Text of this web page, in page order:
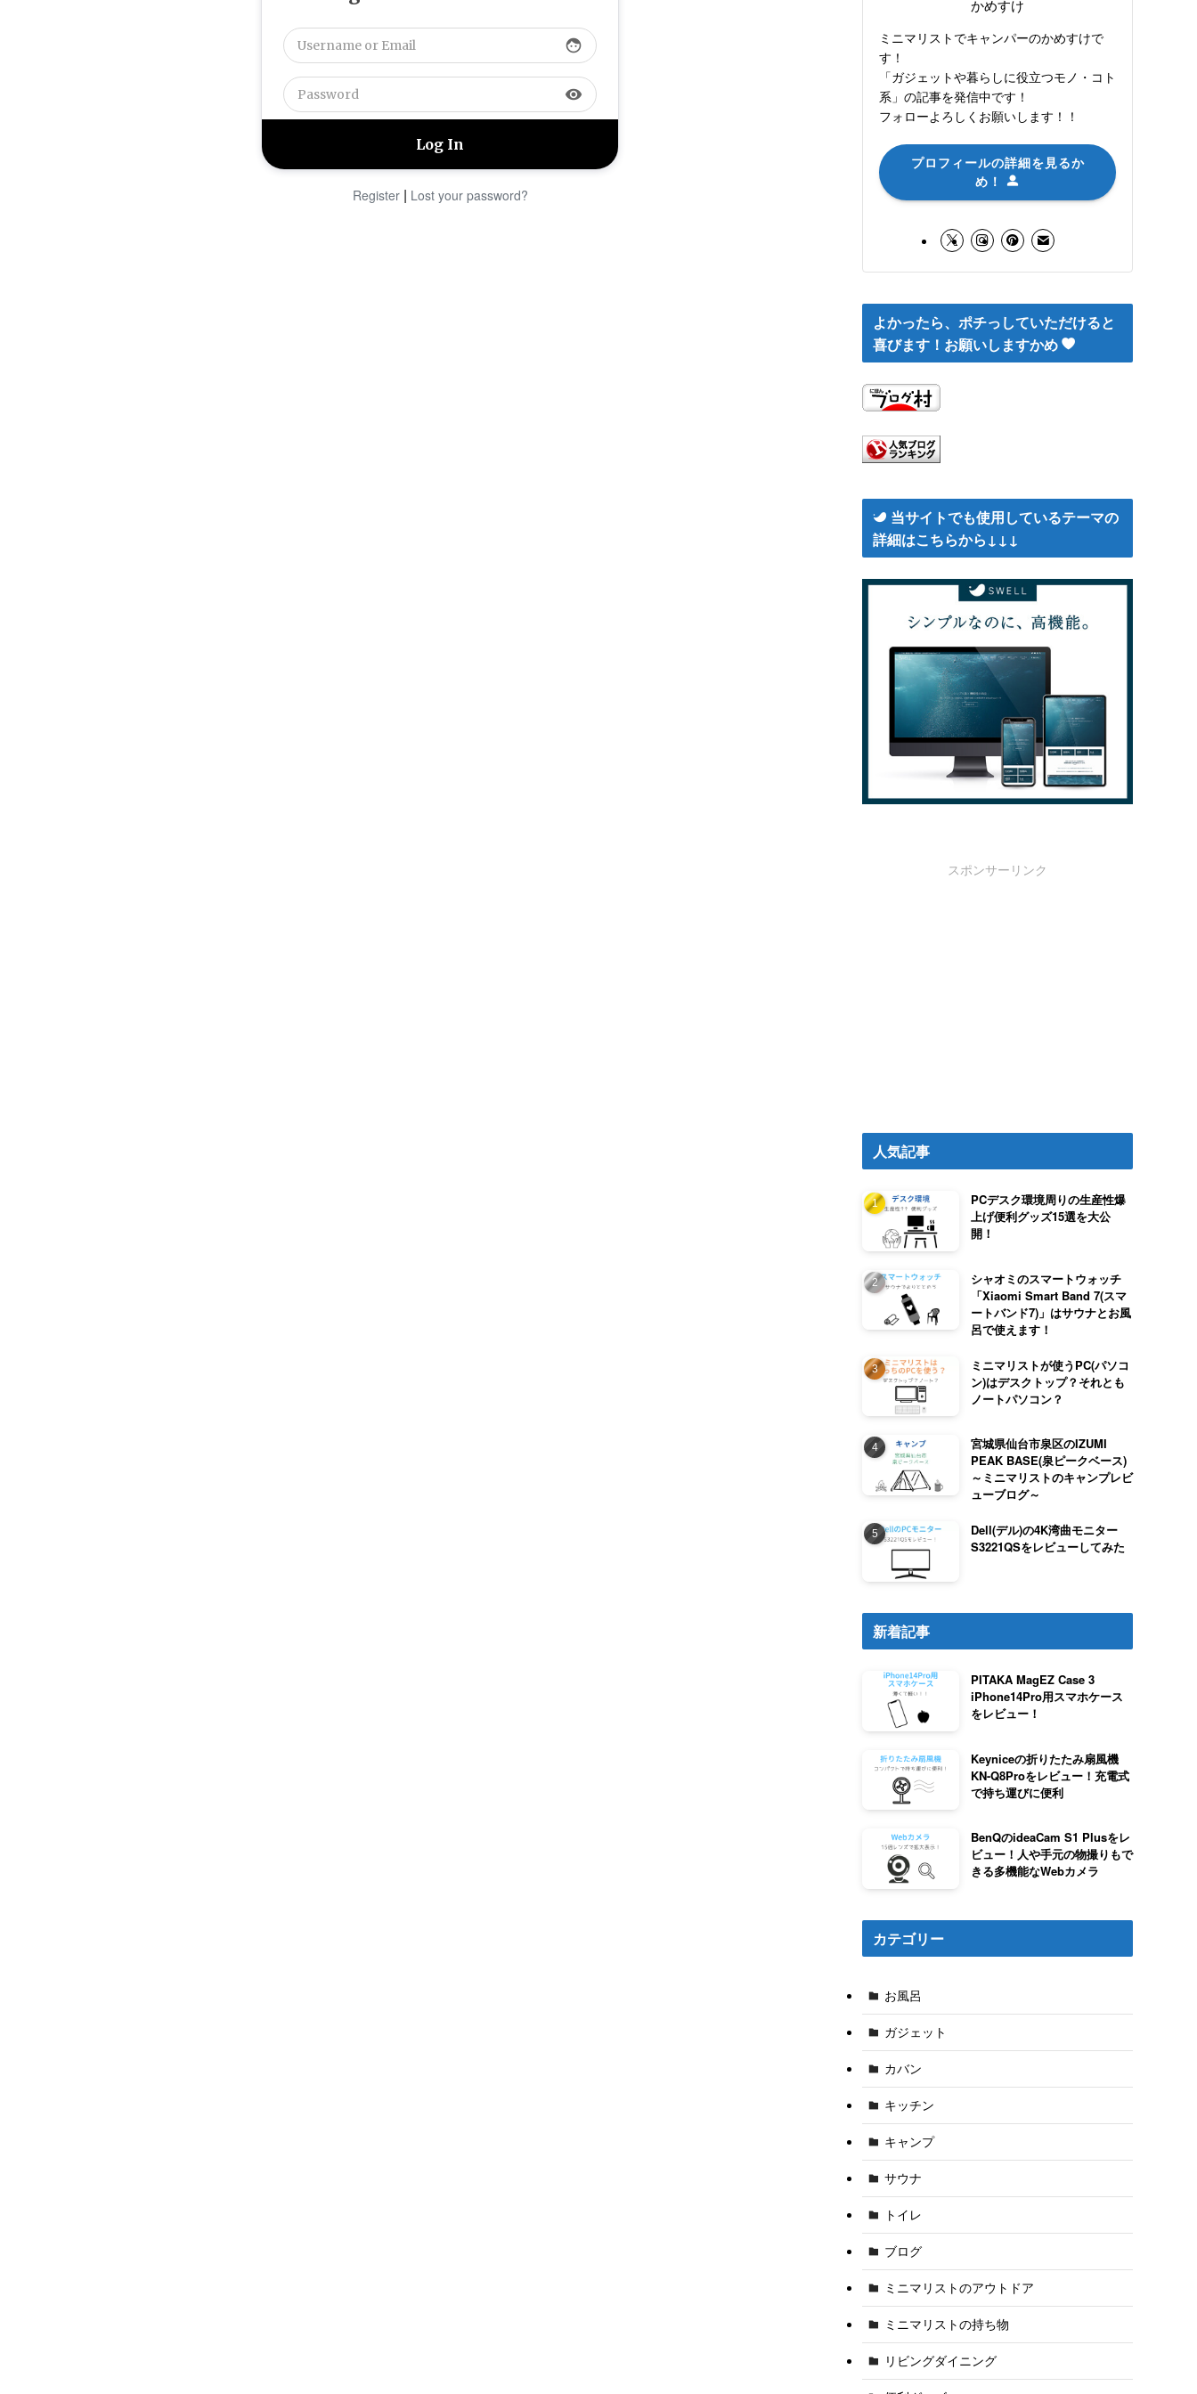
face
visibility
Register| Lost your password?
かめすけ
ミニマリストでキャンパーのかめすけで
す！
「ガジェットや暮らしに役立つモノ・コト
系」の記事を発信中です！
フォローよろしくお願いします！！
プロフィールの詳細を見るか
め！
よかったら、ポチっしていただけると
喜びます！お願いしますかめ
当サイトでも使用しているテーマの
詳細はこちらから↓↓↓
スポンサーリンク
人気記事
PCデスク環境周りの生産性爆
上げ便利グッズ15選を大公
開！
シャオミのスマートウォッチ
「Xiaomi Smart Band 7(スマ
ートバンド7)」はサウナとお風
呂で使えます！
ミニマリストが使うPC(パソコ
ン)はデスクトップ？それとも
ノートパソコン？
宮城県仙台市泉区のIZUMI
PEAK BASE(泉ピークベース)
～ミニマリストのキャンプレビ
ューブログ～
Dell(デル)の4K湾曲モニター
S3221QSをレビューしてみた
新着記事
PITAKA MagEZ Case 3
iPhone14Pro用スマホケース
をレビュー！
Keyniceの折りたたみ扇風機
KN-Q8Proをレビュー！充電式
で持ち運びに便利
BenQのideaCam S1 Plusをレ
ビュー！人や手元の物撮りもで
きる多機能なWebカメラ
カテゴリー
お風呂
ガジェット
カバン
キッチン
キャンプ
サウナ
トイレ
ブログ
ミニマリストのアウトドア
ミニマリストの持ち物
リビングダイニング